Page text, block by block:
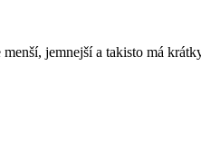
jemnejší a takisto má